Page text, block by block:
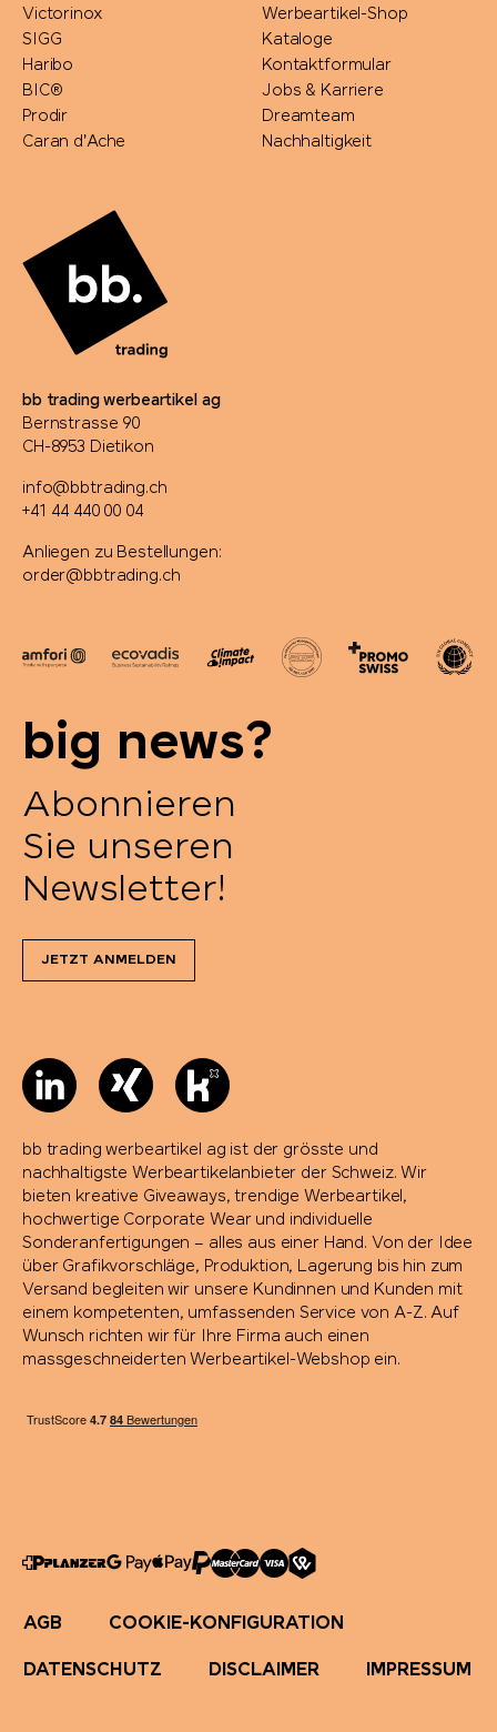
Victorinox
SIGG
Haribo
BIC®
Prodir
Caran d'Ache
Werbeartikel-Shop
Kataloge
Kontaktformular
Jobs & Karriere
Dreamteam
Nachhaltigkeit
bb trading werbeartikel ag
Bernstrasse 90
CH-8953 Dietikon
info@bbtrading.ch
+41 44 440 00 04
Anliegen zu Bestellungen:
order@bbtrading.ch
big news?
Abonnieren
Sie unseren
Newsletter!
JETZT ANMELDEN
bb trading werbeartikel ag ist der grösste und
nachhaltigste Werbeartikelanbieter der Schweiz. Wir
bieten kreative Giveaways, trendige Werbeartikel,
hochwertige Corporate Wear und individuelle
Sonderanfertigungen – alles aus einer Hand. Von der Idee
über Grafikvorschläge, Produktion, Lagerung bis hin zum
Versand begleiten wir unsere Kundinnen und Kunden mit
einem kompetenten, umfassenden Service von A-Z. Auf
Wunsch richten wir für Ihre Firma auch einen
massgeschneiderten Werbeartikel-Webshop ein.
AGB COOKIE-KONFIGURATION
DATENSCHUTZ DISCLAIMER IMPRESSUM
Nimm2
noma noma
originalhome
PanoramaKnife
Parker
PB Swiss Tools
Peugeot Saveurs
Philips
PitchFix
Portwest
Pringels
Prodir
Pulltex
Ragusa
Retap
Richartz
Rituals
Rominox®
Rubik's Cube
Secrid